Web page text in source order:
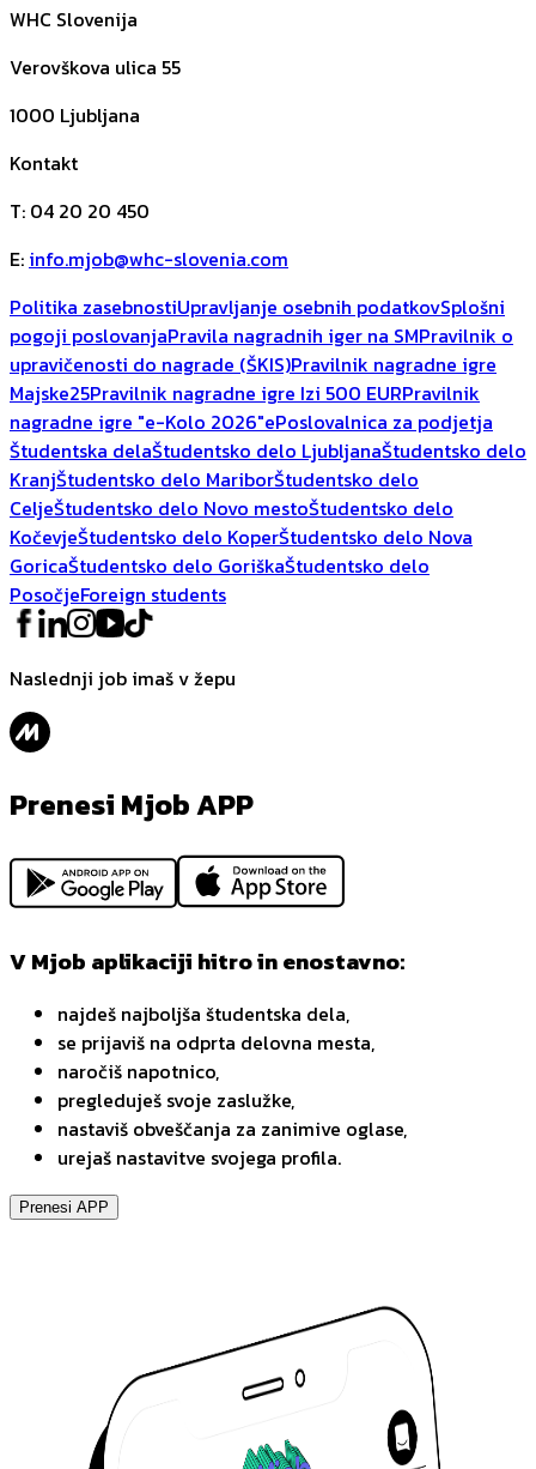
WHC Slovenija
Verovškova ulica 55
1000 Ljubljana
Kontakt
T: 04 20 20 450
E: info.mjob@whc-slovenia.com
Politika zasebnostiUpravljanje osebnih podatkovSplošni
pogoji poslovanjaPravila nagradnih iger na SMPravilnik o
upravičenosti do nagrade (ŠKIS)Pravilnik nagradne igre
Majske25Pravilnik nagradne igre Izi 500 EURPravilnik
nagradne igre "e-Kolo 2026"ePoslovalnica za podjetja
Študentska delaŠtudentsko delo LjubljanaŠtudentsko delo
KranjŠtudentsko delo MariborŠtudentsko delo
CeljeŠtudentsko delo Novo mestoŠtudentsko delo
KočevjeŠtudentsko delo KoperŠtudentsko delo Nova
GoricaŠtudentsko delo GoriškaŠtudentsko delo
PosočjeForeign students
Naslednji job imaš v žepu
Prenesi Mjob APP
V Mjob aplikaciji hitro in enostavno:
najdeš najboljša študentska dela,
se prijaviš na odprta delovna mesta,
naročiš napotnico,
pregleduješ svoje zaslužke,
nastaviš obveščanja za zanimive oglase,
urejaš nastavitve svojega profila.
Prenesi APP